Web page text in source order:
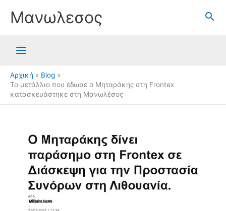
Μανωλεσος
Αρχική
Blog
Το μετάλλιο που έδωσε ο Μηταράκης στη Frontex
κατασκευάστηκε στη Μανωλέσος